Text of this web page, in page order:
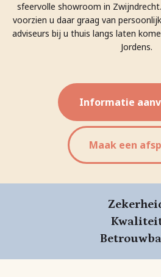
sfeervolle showroom in
voorzien u daar graag van
adviseurs bij u thuis langs laten
Jordens.
Informatie
Maak een